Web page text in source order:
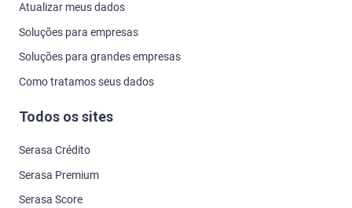
Atualizar meus dados
Soluções para empresas
Soluções para grandes empresas
Como tratamos seus dados
Todos os sites
Serasa Crédito
Serasa Premium
Serasa Score